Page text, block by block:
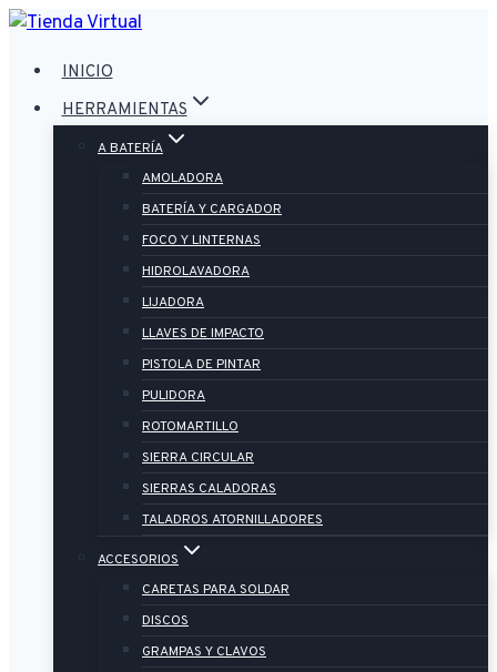
Saltar
contenido
INICIO
HERRAMIENTAS
A BATERÍA
AMOLADORA
BATERÍA Y CARGADOR
FOCO Y LINTERNAS
HIDROLAVADORA
LIJADORA
LLAVES DE IMPACTO
PISTOLA DE PINTAR
PULIDORA
ROTOMARTILLO
SIERRA CIRCULAR
SIERRAS CALADORAS
TALADROS ATORNILLADORES
ACCESORIOS
CARETAS PARA SOLDAR
DISCOS
GRAMPAS Y CLAVOS